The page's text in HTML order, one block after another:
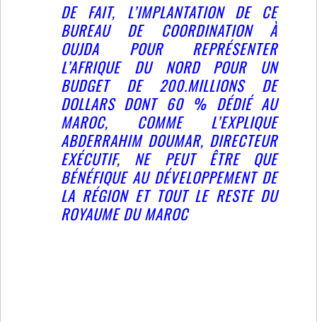
DE FAIT, L’IMPLANTATION DE CE
BUREAU DE COORDINATION À
OUJDA POUR REPRÉSENTER
L’AFRIQUE DU NORD POUR UN
BUDGET DE 200.MILLIONS DE
DOLLARS DONT 60 % DÉDIÉ AU
MAROC, COMME L’EXPLIQUE
ABDERRAHIM DOUMAR, DIRECTEUR
EXÉCUTIF, NE PEUT ÊTRE QUE
BÉNÉFIQUE AU DÉVELOPPEMENT DE
LA RÉGION ET TOUT LE RESTE DU
ROYAUME DU MAROC